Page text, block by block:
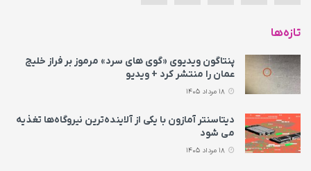
تازه‌ها
پنتاگون ویدیوی «گوی های سرد» مرموز بر فراز خلیج
عمان را منتشر کرد + ویدیو
دیتاسنتر آمازون با یکی از آلاینده‌ترین نیروگاه‌ها تغذیه
می‌ شود